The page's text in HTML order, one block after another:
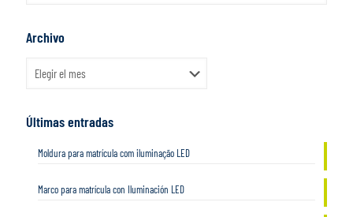
Archivo
Últimas entradas
Moldura para matrícula com iluminação LED
Marco para matrícula con Iluminación LED